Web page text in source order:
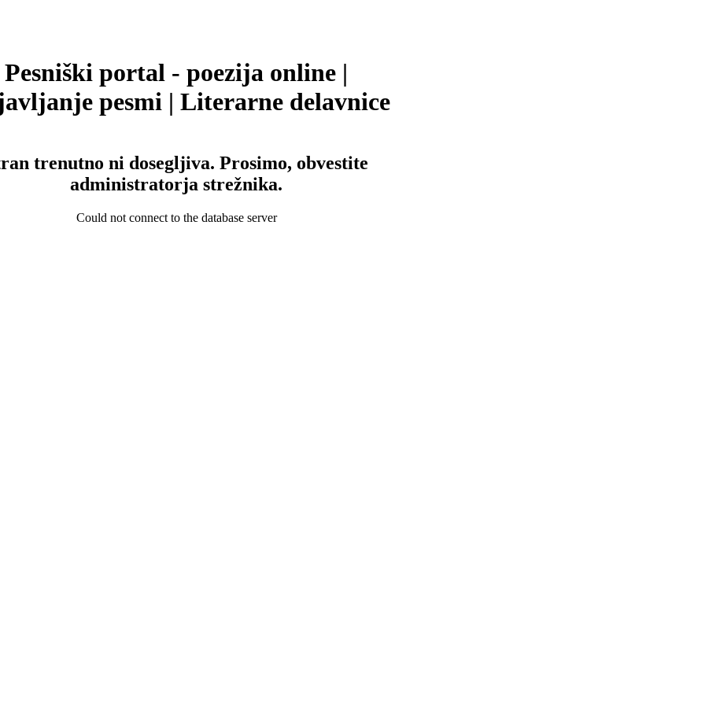
Pesniški portal - poezija online |
pesmi | Literarne delavnice
trenutno ni dosegljiva. Prosimo, obvestite
administratorja strežnika.
Could not connect to the database server